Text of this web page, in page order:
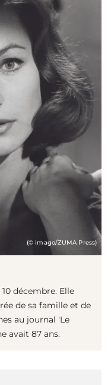
(© imago/ZUMA Press)
décembre. Elle
de sa famille et de
au journal 'Le
avait 87 ans.